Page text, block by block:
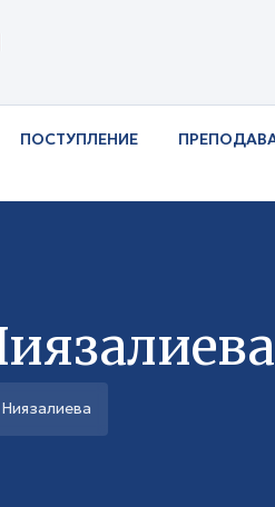
ПОСТУПЛЕНИЕ